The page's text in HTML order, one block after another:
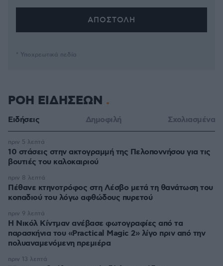
* Υποχρεωτικά πεδία
ΡΟΗ ΕΙΔΗΣΕΩΝ
Ειδήσεις Δημοφιλή Σχολιασμένα
10 στάσεις στην ακτογραμμή της Πελοποννήσου για τις
βουτιές του καλοκαιριού
πριν 5 λεπτά
Πέθανε κτηνοτρόφος στη Λέσβο μετά τη θανάτωση του
κοπαδιού του λόγω αφθώδους πυρετού
πριν 8 λεπτά
Η Νικόλ Κίντμαν ανέβασε φωτογραφίες από τα
παρασκήνια του «Practical Magic 2» λίγο πριν από την
πολυαναμενόμενη πρεμιέρα
πριν 9 λεπτά
πριν 13 λεπτά